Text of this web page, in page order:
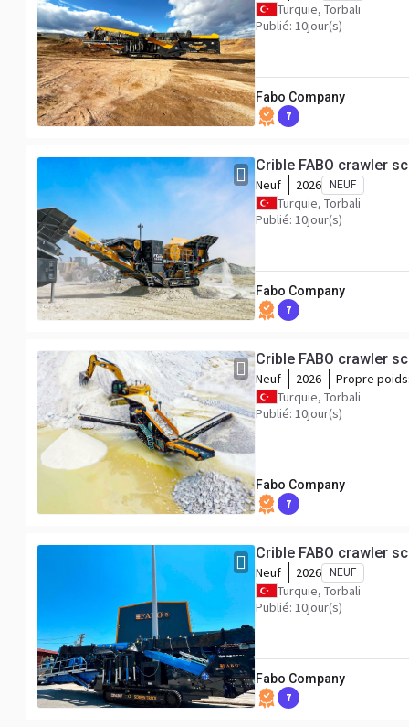
Turquie, Torbali
Publié: 10jour(s)
Fabo Company
7
Crible FABO crawler
Neuf 2026 NEUF
Turquie, Torbali
Publié: 10jour(s)
Fabo Company
7
Crible FABO crawler
Neuf 2026 Propre poids:
Turquie, Torbali
Publié: 10jour(s)
Fabo Company
7
Crible FABO crawler
Neuf 2026 NEUF
Turquie, Torbali
Publié: 10jour(s)
Fabo Company
7